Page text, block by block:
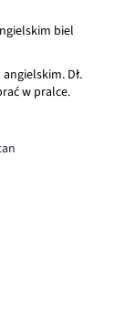
biel
Dł.
w pralce.